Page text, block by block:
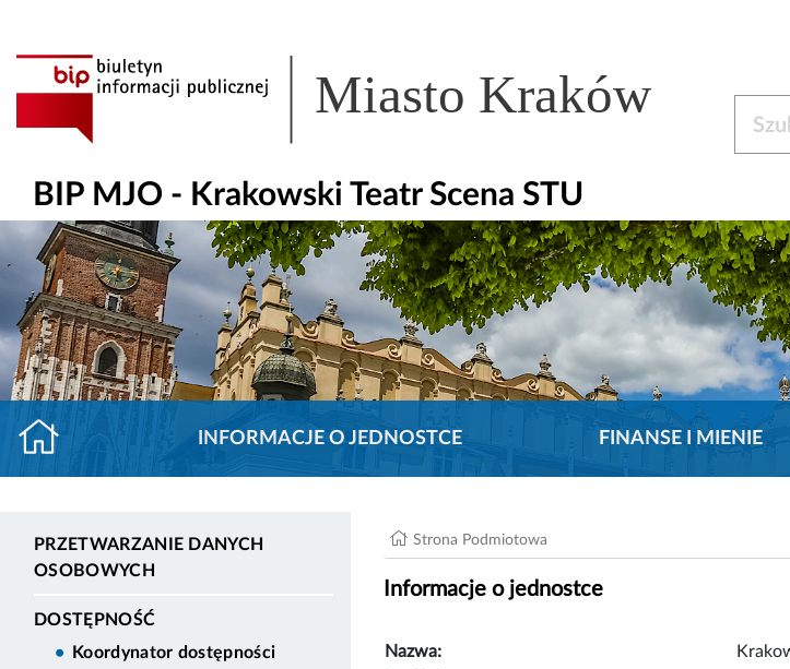
Miasto Kraków
BIP MJO - Krakowski Teatr Scena STU
INFORMACJE O JEDNOSTCE FINANSE I MIENIE
PRZETWARZANIE DANYCH
OSOBOWYCH
DOSTĘPNOŚĆ
Koordynator dostępności
Strona Podmiotowa
Informacje o jednostce
Nazwa: